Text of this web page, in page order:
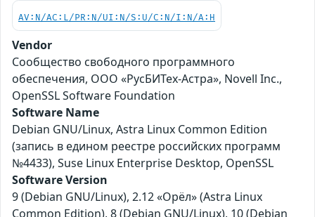
AV:N/AC:L/PR:N/UI:N/S:U/C:N/I:N/A:H
Vendor
Сообщество свободного программного
обеспечения, ООО «РусБИТех-Астра», Novell Inc.,
OpenSSL Software Foundation
Software Name
Debian GNU/Linux, Astra Linux Common Edition
(запись в едином реестре российских программ
№4433), Suse Linux Enterprise Desktop, OpenSSL
Software Version
9 (Debian GNU/Linux), 2.12 «Орёл» (Astra Linux
Common Edition), 8 (Debian GNU/Linux), 10 (Debian